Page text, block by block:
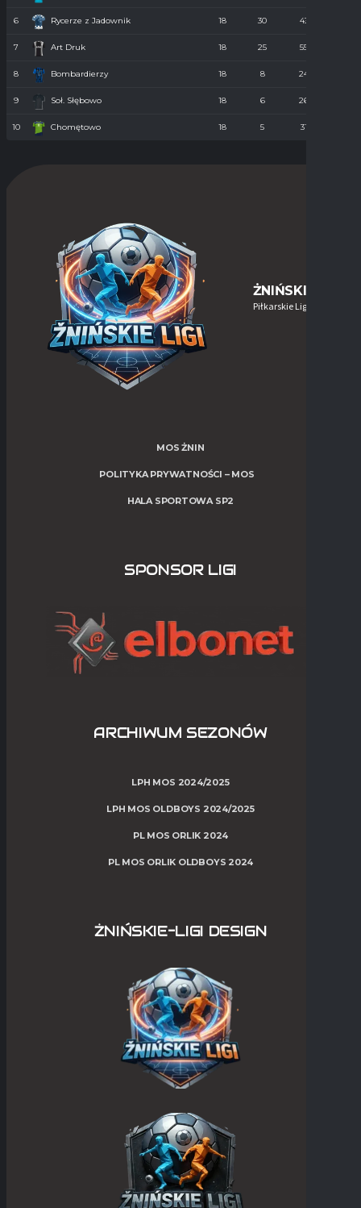
6 Rycerze z Jadownik 18 30 43
7 Art Druk 18 25 55
8 Bombardierzy 18 8 24
9 Soł. Słębowo 18 6 26
10 Chomętowo 18 5 31
ŻNIŃSKIE-LIGI
Piłkarskie Ligi w Żninie
MOS ŻNIN
POLITYKA PRYWATNOŚCI – MOS
HALA SPORTOWA SP2
SPONSOR LIGI
ARCHIWUM SEZONÓW
LPH MOS 2024/2025
LPH MOS OLDBOYS 2024/2025
PL MOS ORLIK 2024
PL MOS ORLIK OLDBOYS 2024
ŻNIŃSKIE-LIGI DESIGN